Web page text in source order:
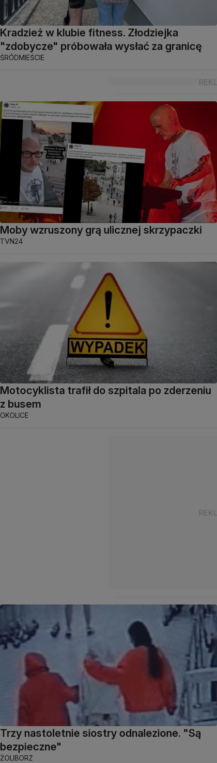
Kradzież w klubie fitness. Złodziejka
"zdobycze" próbowała wysłać za granicę
ŚRÓDMIEŚCIE
Moby wzruszony grą ulicznej skrzypaczki
TVN24
Motocyklista trafił do szpitala po zderzeniu
z busem
OKOLICE
Trzy nastoletnie siostry odnalezione. "Są
bezpieczne"
ŻOLIBORZ